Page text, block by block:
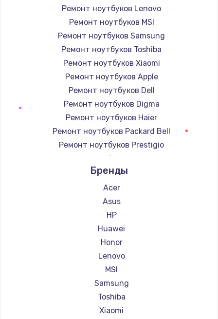
Ремонт ноутбуков Lenovo
Ремонт ноутбуков MSI
Ремонт ноутбуков Samsung
Ремонт ноутбуков Toshiba
Ремонт ноутбуков Xiaomi
Ремонт ноутбуков Apple
Ремонт ноутбуков Dell
Ремонт ноутбуков Digma
Ремонт ноутбуков Haier
Ремонт ноутбуков Packard Bell
Ремонт ноутбуков Prestigio
Ремонт ноутбуков Microsoft
Ремонт ноутбуков Alienware
Ремонт ноутбуков Gigabyte
Ремонт ноутбуков Aorus
Ремонт ноутбуков Maibenben
Ремонт ноутбуков Getac
Ремонт ноутбуков Epson
Ремонт ноутбуков Philips
Ремонт ноутбуков LG
Ремонт ноутбуков Panasonic
Ремонт ноутбуков Irbis
Ремонт ноутбуков Thunderobot
Бренды
Acer
Asus
HP
Huawei
Honor
Lenovo
MSI
Samsung
Toshiba
Xiaomi